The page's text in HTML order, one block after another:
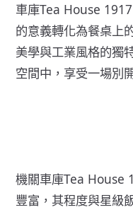
車庫Tea House
的意義轉化為餐桌上
美學與工業風格的獨
空間中，享受一場別
機關車庫Tea House
豐富，其程度與星級